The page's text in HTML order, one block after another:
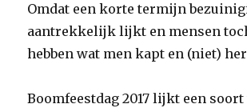
Omdat een korte termijn
aantrekkelijk lijkt en mensen
hebben wat men kapt en (niet)
Boomfeestdag 2017 lijkt een soort